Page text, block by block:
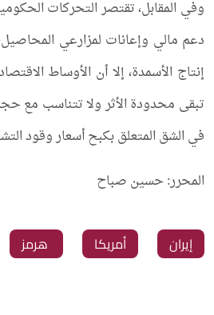
وفي المقابل، تقتصر التحركات
دعم مالي وإعانات لمزارعي
إنتاج الأسمدة، إلا أن الأوساط
تبقى محدودة الأثر ولا تتناسب مع
في الشق المتعلق بكبح أسعار وقود
المحرر: حسين صباح
‏إيران ‏أمريكا ‏ هرمز